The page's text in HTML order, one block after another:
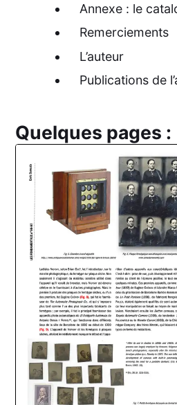
Annexe : le
Remerciements
L’auteur
Publications de
Quelques pages :